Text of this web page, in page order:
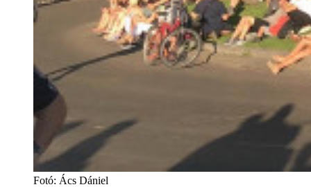
Fotó: Ács Dániel